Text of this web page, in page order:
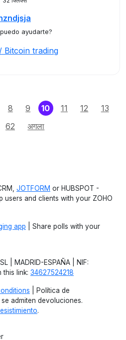
ayudarte?
Bitcoin trading
8 9 10(current)
11 12
13
62 अगला
JOTFORM or HUBSPOT -
users and clients with your ZOHO
app | Share polls with your
| MADRID-ESPAÑA | NIF:
this link: 34627524218
| Política de
admiten devoluciones.
.